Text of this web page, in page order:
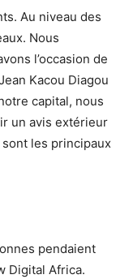
Au niveau des
Nous
l’occasion de
Kacou Diagou
capital, nous
un avis extérieur
les principaux
pendaient
Digital Africa.